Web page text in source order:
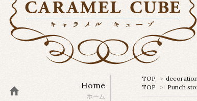
TOP >
TOP
> Punch
Home
ホーム